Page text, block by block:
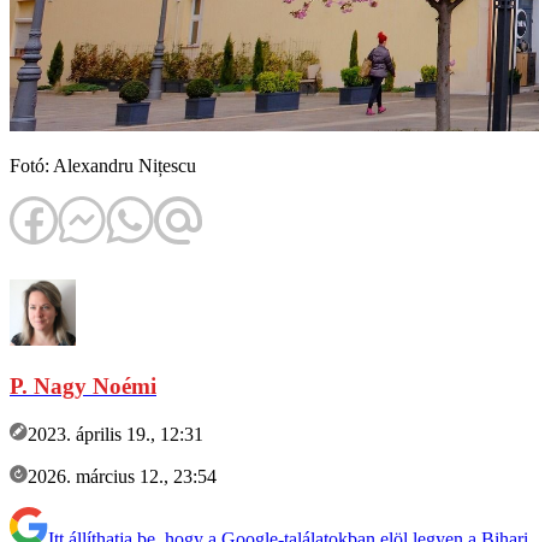
Fotó: Alexandru Nițescu
P. Nagy Noémi
2023. április 19., 12:31
2026. március 12., 23:54